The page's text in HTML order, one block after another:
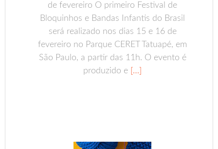
de fevereiro O primeiro Festival de
Bloquinhos e Bandas Infantis do Brasil
será realizado nos dias 15 e 16 de
fevereiro no Parque CERET Tatuapé, em
São Paulo, a partir das 11h. O evento é
produzido e […]